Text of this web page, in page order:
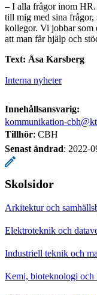
– I alla frågor inom HR.
till mig med sina frågor,
kollegor. Vi jobbar som
att man får hjälp och
Text: Åsa Karsberg
Interna nyheter
Innehållsansvarig:
kommunikation-
Tillhör: CBH
Senast ändrad: 2022-
Skolsidor
Arkitektur och
Elektroteknik och
Industriell teknik och
Kemi, bioteknologi och